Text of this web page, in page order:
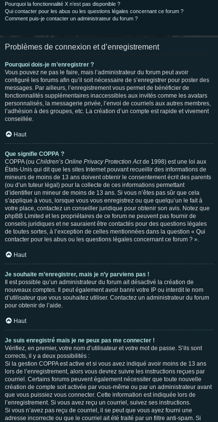
Pourquoi la fonctionnalité X n’est pas disponible ?
Qui contacter pour les abus ou les questions légales concernant ce forum ?
Comment puis-je contacter un administrateur du forum ?
Problèmes de connexion et d’enregistrement
Pourquoi dois-je m’enregistrer ?
Vous pouvez ne pas le faire, mais l’administrateur du forum peut avoir
configuré les forums afin qu’il soit nécessaire de s’enregistrer pour poster des
messages. Par ailleurs, l’enregistrement vous permet de bénéficier de
fonctionnalités supplémentaires inaccessibles aux invités comme les avatars
personnalisés, la messagerie privée, l’envoi de courriels aux autres membres,
l’adhésion à des groupes, etc. La création d’un compte est rapide et vivement
conseillée.
Haut
Que signifie COPPA ?
COPPA (ou Children’s Online Privacy Protection Actde 1998) est une loi aux
États-Unis qui dit que les sites Internet pouvant recueillir des informations de
mineurs de moins de 13 ans doivent obtenir le consentement écrit des parents
(ou d’un tuteur légal) pour la collecte de ces informations permettant
d’identifier un mineur de moins de 13 ans. Si vous n’êtes pas sûr que cela
s’applique à vous, lorsque vous vous enregistrez ou que quelqu’un le fait à
votre place, contactez un conseiller juridique pour obtenir son avis. Notez que
phpBB Limited et les propriétaires de ce forum ne peuvent pas fournir de
conseils juridiques et ne sauraient être contactés pour des questions légales
de toutes sortes, à l’exception de celles mentionnées dans la question « Qui
contacter pour les abus ou les questions légales concernant ce forum ? ».
Haut
Je souhaite m’enregistrer, mais je n’y parviens pas !
Il est possible qu’un administrateur du forum ait désactivé la création de
nouveaux comptes. Il peut également avoir banni votre IP ou interdit le nom
d’utilisateur que vous souhaitez utiliser. Contactez un administrateur du forum
pour obtenir de l’aide.
Haut
Je suis enregistré mais je ne peux pas me connecter !
Vérifiez, en premier, votre nom d’utilisateur et votre mot de passe. S’ils sont
corrects, il y a deux possibilités :
Si la gestion COPPA est active et si vous avez indiqué avoir moins de 13 ans
lors de l’enregistrement, alors vous devrez suivre les instructions reçues par
courriel. Certains forums peuvent également nécessiter que toute nouvelle
création de compte soit activée par vous-même ou par un administrateur avant
que vous puissiez vous connecter. Cette information est indiquée lors de
l’enregistrement. Si vous avez reçu un courriel, suivez ses instructions.
Si vous n’avez pas reçu de courriel, il se peut que vous ayez fourni une
adresse incorrecte ou que le courriel ait été traité par un filtre anti-spam. Si